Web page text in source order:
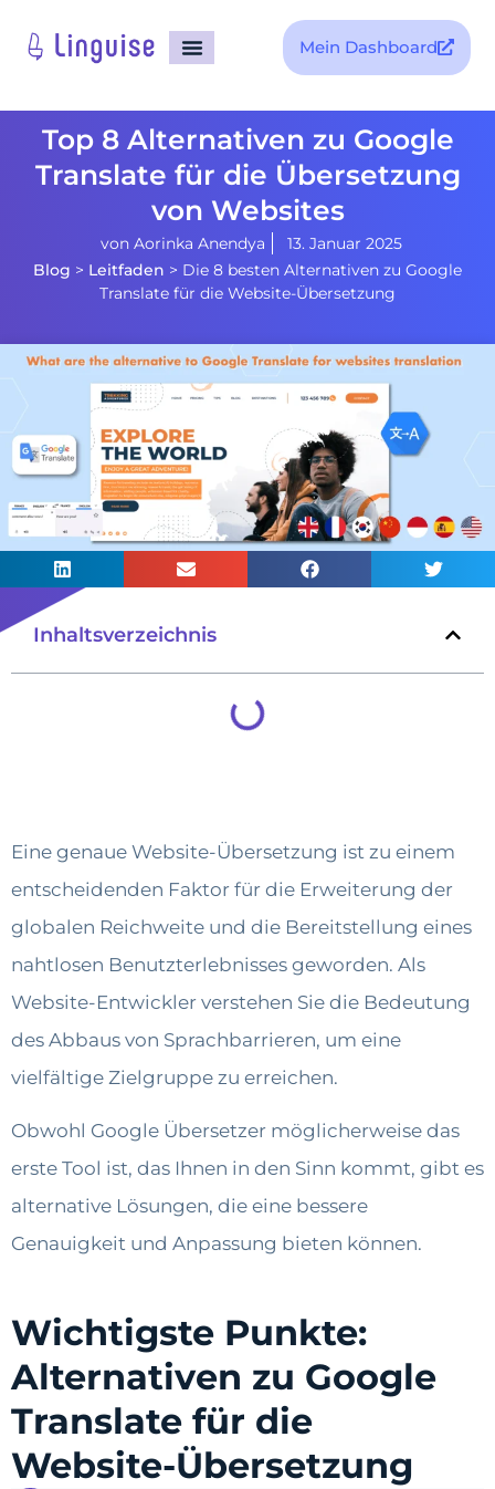
Mein Dashboard
Top 8 Alternativen zu Google
Translate für die Übersetzung
von Websites
von Aorinka Anendya
13. Januar 2025
Blog > Leitfaden > Die 8 besten Alternativen zu Google
Translate für die Website-Übersetzung
Inhaltsverzeichnis
Eine genaue Website-Übersetzung ist zu einem
entscheidenden Faktor für die Erweiterung der
globalen Reichweite und die Bereitstellung eines
nahtlosen Benutzterlebnisses geworden. Als
Website-Entwickler verstehen Sie die Bedeutung
des Abbaus von Sprachbarrieren, um eine
vielfältige Zielgruppe zu erreichen.
Obwohl Google Übersetzer möglicherweise das
erste Tool ist, das Ihnen in den Sinn kommt, gibt es
alternative Lösungen, die eine bessere
Genauigkeit und Anpassung bieten können.
Wichtigste Punkte:
Alternativen zu Google
Translate für die
Website-Übersetzung